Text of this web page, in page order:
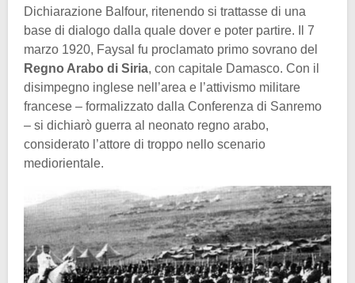
Dichiarazione Balfour, ritenendo si trattasse di una
base di dialogo dalla quale dover e poter partire. Il 7
marzo 1920, Faysal fu proclamato primo sovrano del
Regno Arabo di Siria, con capitale Damasco. Con il
disimpegno inglese nell’area e l’attivismo militare
francese – formalizzato dalla Conferenza di Sanremo
– si dichiarò guerra al neonato regno arabo,
considerato l’attore di troppo nello scenario
mediorientale.